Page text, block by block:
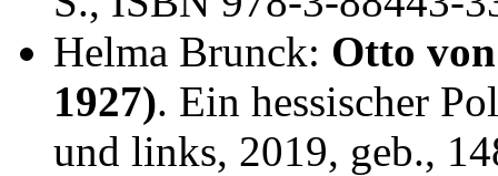
Helma Brunck: Otto
1927). Ein hessischer
und links, 2019, geb.,